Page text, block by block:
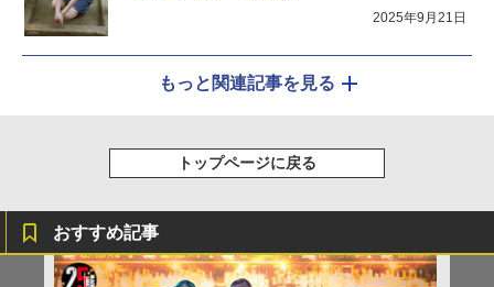
2025年9月21日
もっと関連記事を見る
トップページに戻る
おすすめ記事